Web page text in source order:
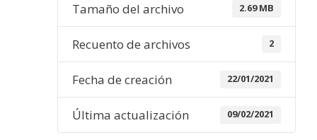
Tamaño del archivo 2.69 MB
Recuento de archivos 2
Fecha de creación 22/01/2021
Última actualización 09/02/2021